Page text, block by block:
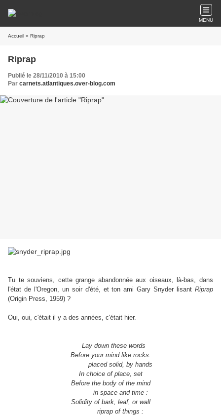
MENU
Accueil » Riprap
Riprap
Publié le 28/11/2010 à 15:00
Par carnets.atlantiques.over-blog.com
Tu te souviens, cette grange abandonnée aux oiseaux, là-bas, dans
l'état de l'Oregon, un soir d'été, et ton ami Gary Snyder lisant Riprap
(Origin Press, 1959) ?
Oui, oui, c'était il y a des années, c'était hier.
Lay down these words
Before your mind like rocks.
placed solid, by hands
In choice of place, set
Before the body of the mind
in space and time :
Solidity of bark, leaf, or wall
riprap of things :